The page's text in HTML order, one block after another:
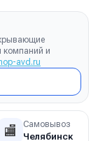
компаний и
avd.ru
🏬 Самовывоз
Челябинск